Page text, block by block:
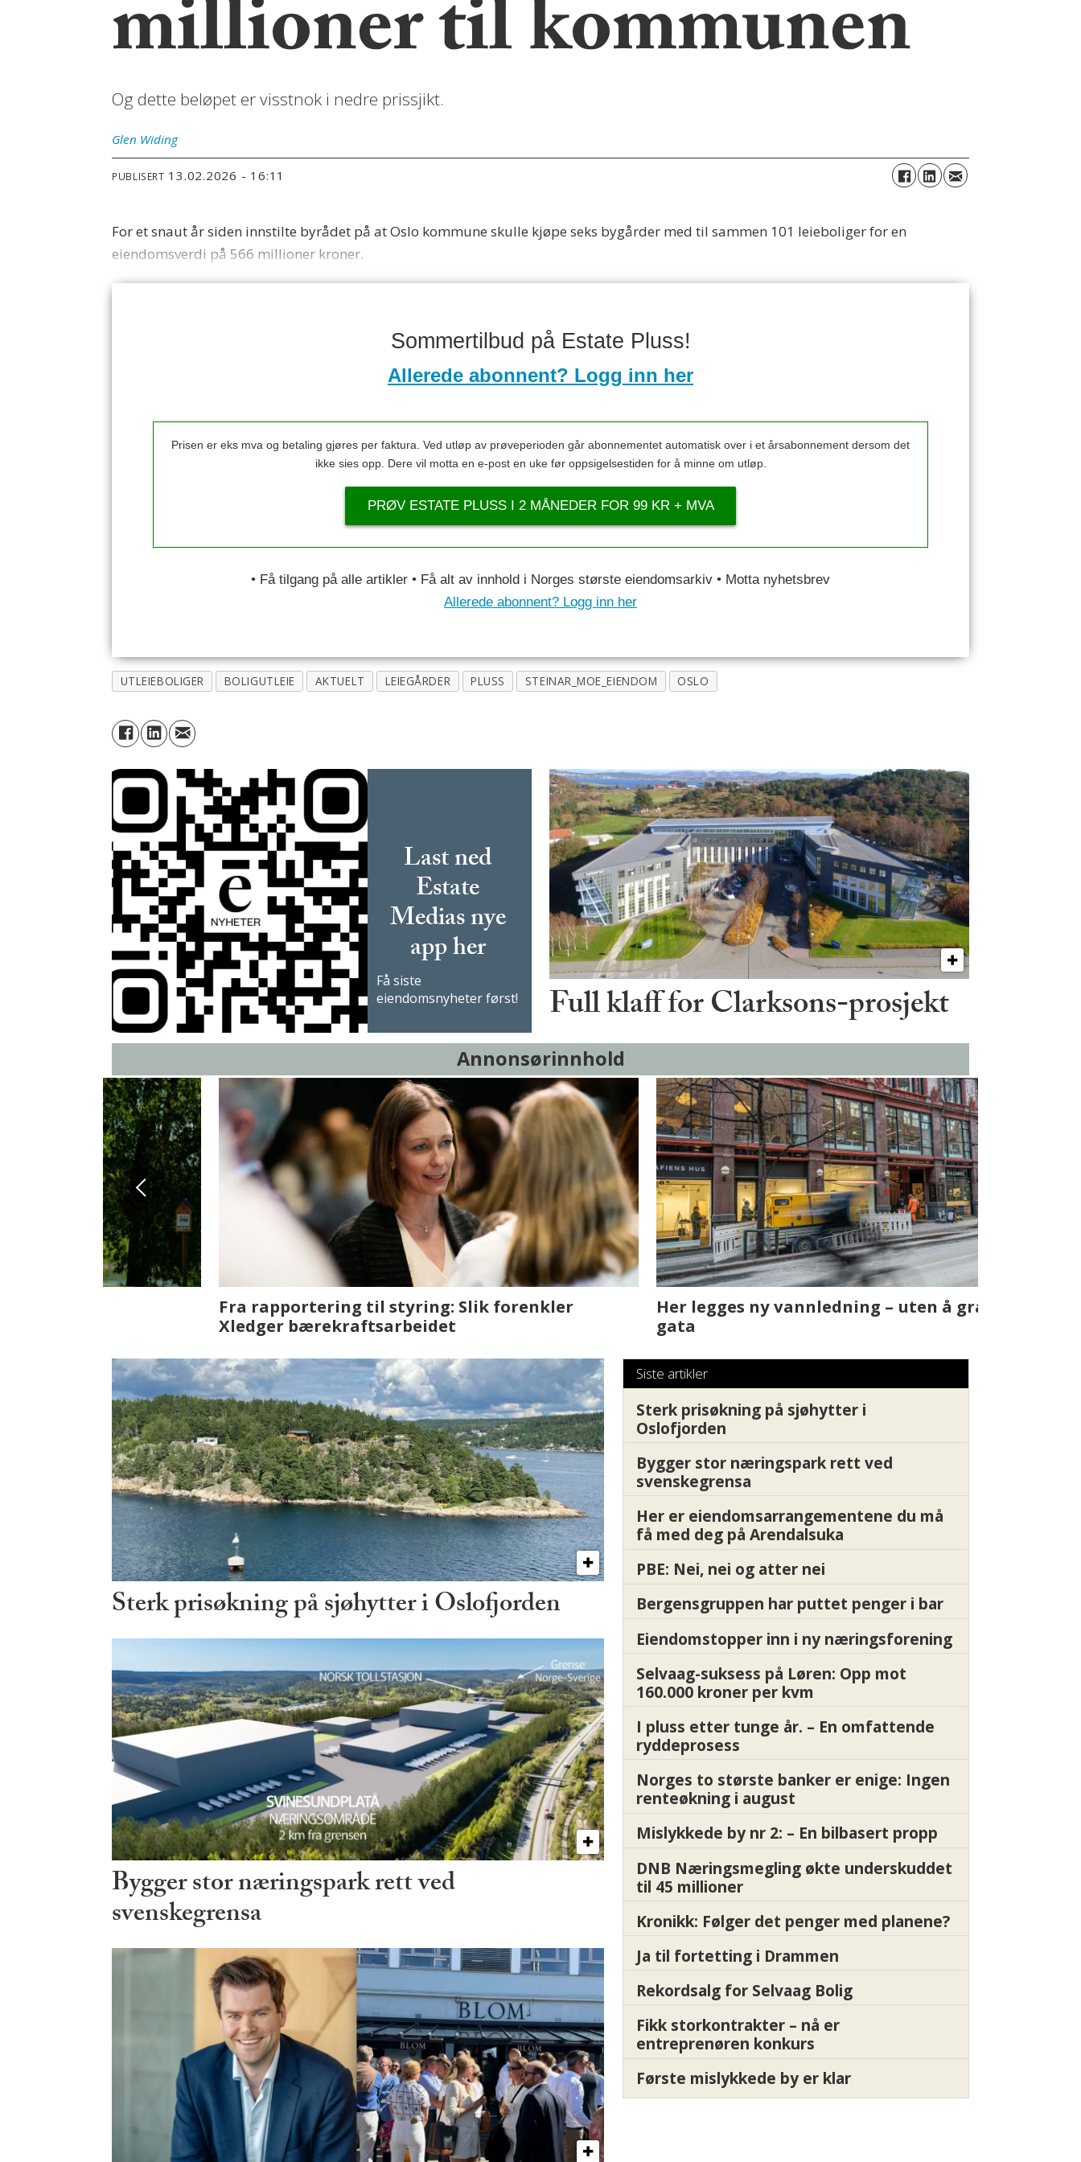
millioner til kommunen
Og dette beløpet er visstnok i nedre prissjikt.
Glen Widing
PUBLISERT 13.02.2026 - 16:11
For et snaut år siden innstilte byrådet på at Oslo kommune skulle kjøpe seks bygårder med til sammen 101 leieboliger for en
eiendomsverdi på 566 millioner kroner.
Sommertilbud på Estate Pluss!
Allerede abonnent? Logg inn her
Prisen er eks mva og betaling gjøres per faktura. Ved utløp av prøveperioden går abonnementet automatisk over i et årsabonnement dersom det
ikke sies opp. Dere vil motta en e-post en uke før oppsigelsestiden for å minne om utløp.
PRØV ESTATE PLUSS I 2 MÅNEDER FOR 99 KR + MVA
• Få tilgang på alle artikler • Få alt av innhold i Norges største eiendomsarkiv • Motta nyhetsbrev
Allerede abonnent? Logg inn her
UTLEIEBOLIGER BOLIGUTLEIE AKTUELT LEIEGÅRDER PLUSS STEINAR_MOE_EIENDOM OSLO
Last ned
Estate
Medias nye
app her
Få siste
eiendomsnyheter først!
Full klaff for Clarksons-prosjekt
Annonsørinnhold
Fenistra endrer eiendomsbransjen med AI. Slik
ser vi på fremtiden
Det er i Drammen det skjer
Sterk prisøkning på sjøhytter i Oslofjorden
Bygger stor næringspark rett ved
svenskegrensa
Siste artikler
Sterk prisøkning på sjøhytter i
Oslofjorden
Bygger stor næringspark rett ved
svenskegrensa
Her er eiendomsarrangementene du må
få med deg på Arendalsuka
PBE: Nei, nei og atter nei
Bergensgruppen har puttet penger i bar
Eiendomstopper inn i ny næringsforening
Selvaag-suksess på Løren: Opp mot
160.000 kroner per kvm
I pluss etter tunge år. – En omfattende
ryddeprosess
Norges to største banker er enige: Ingen
renteøkning i august
Mislykkede by nr 2: – En bilbasert propp
DNB Næringsmegling økte underskuddet
til 45 millioner
Kronikk: Følger det penger med planene?
Ja til fortetting i Drammen
Rekordsalg for Selvaag Bolig
Fikk storkontrakter – nå er
entreprenøren konkurs
Første mislykkede by er klar